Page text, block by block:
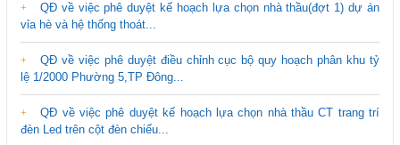
QĐ về việc phê duyệt kế hoạch lựa chọn nhà thầu(đợt 1) dự án
vỉa hè và hệ thống thoát...
QĐ về việc phê duyệt điều chỉnh cục bộ quy hoạch phân khu tỷ
lệ 1/2000 Phường 5,TP Đông...
QĐ về việc phê duyệt kế hoạch lựa chọn nhà thầu CT trang trí
đèn Led trên cột đèn chiếu...